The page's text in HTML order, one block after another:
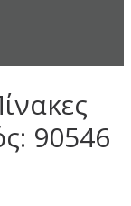
90546